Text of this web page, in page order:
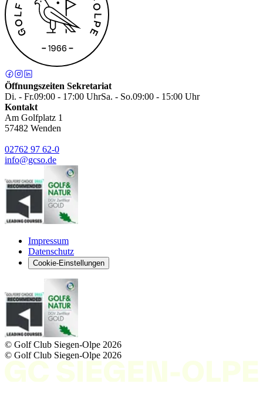
Öffnungszeiten Sekretariat
Di. - Fr.09:00 - 17:00 UhrSa. - So.09:00 - 15:00 Uhr
Kontakt
Am Golfplatz 1
57482 Wenden
02762 97 62-0
info@gcso.de
Impressum
Datenschutz
Cookie-Einstellungen
© Golf Club Siegen-Olpe 2026
© Golf Club Siegen-Olpe 2026